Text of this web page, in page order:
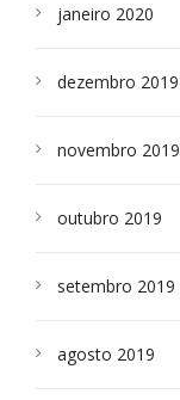
janeiro 2020
dezembro 2019
novembro 2019
outubro 2019
setembro 2019
agosto 2019